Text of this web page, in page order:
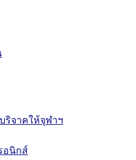
ริจาคให้จุฬาฯ
อนิกส์